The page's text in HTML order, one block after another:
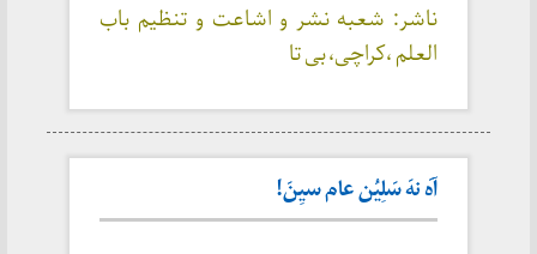
ناشر: شعبه نشر و اشاعت و تنظیم باب
العلم ،کراچی، بی تا
آهَ نهَ سَلِیُن عام سیِنَ!